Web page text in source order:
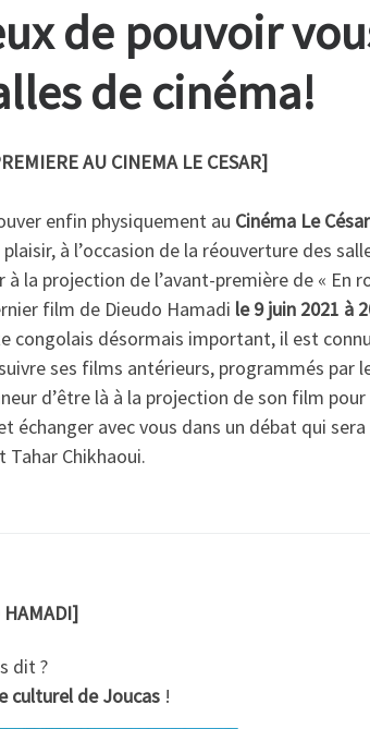
de pouvoir
de cinéma!
AU CINEMA LE CESAR]
enfin physiquement au Cinéma Le
à l’occasion de la réouverture des
à la projection de l’avant-première de « En
film de Dieudo Hamadi le 9 juin 2021 à
congolais désormais important, il est
ses films antérieurs, programmés par
d’être là à la projection de son film
échanger avec vous dans un débat qui
Tahar Chikhaoui.
HAMADI]
dit ?
culturel de Joucas !